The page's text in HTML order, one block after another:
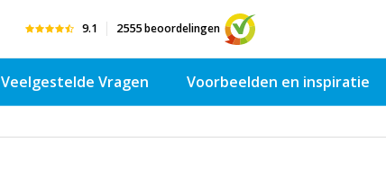
9.1 2555beoordelingen
Veelgestelde Vragen Voorbeelden en inspiratie